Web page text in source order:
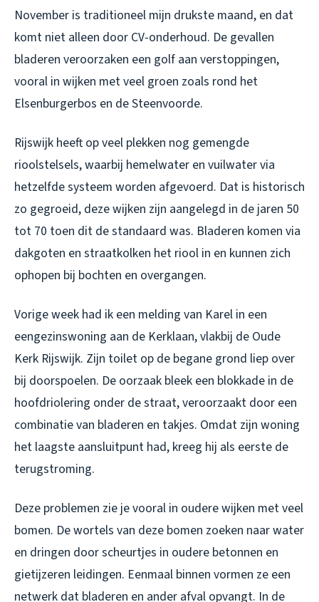
November is traditioneel mijn drukste maand, en dat
komt niet alleen door CV-onderhoud. De gevallen
bladeren veroorzaken een golf aan verstoppingen,
vooral in wijken met veel groen zoals rond het
Elsenburgerbos en de Steenvoorde.
Rijswijk heeft op veel plekken nog gemengde
rioolstelsels, waarbij hemelwater en vuilwater via
hetzelfde systeem worden afgevoerd. Dat is historisch
zo gegroeid, deze wijken zijn aangelegd in de jaren 50
tot 70 toen dit de standaard was. Bladeren komen via
dakgoten en straatkolken het riool in en kunnen zich
ophopen bij bochten en overgangen.
Vorige week had ik een melding van Karel in een
eengezinswoning aan de Kerklaan, vlakbij de Oude
Kerk Rijswijk. Zijn toilet op de begane grond liep over
bij doorspoelen. De oorzaak bleek een blokkade in de
hoofdriolering onder de straat, veroorzaakt door een
combinatie van bladeren en takjes. Omdat zijn woning
het laagste aansluitpunt had, kreeg hij als eerste de
terugstroming.
Deze problemen zie je vooral in oudere wijken met veel
bomen. De wortels van deze bomen zoeken naar water
en dringen door scheurtjes in oudere betonnen en
gietijzeren leidingen. Eenmaal binnen vormen ze een
netwerk dat bladeren en ander afval opvangt. In de